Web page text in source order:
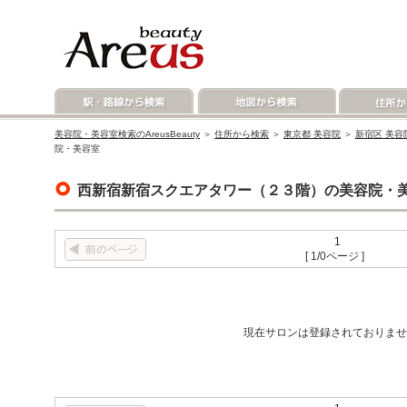
美容院・美容室検索のAreusBeauty ＞ 住所から検索 ＞ 東京都 美容院 ＞ 新宿区 美容
院・美容室
西新宿新宿スクエアタワー（２３階）の美容院・
1
[ 1/0ページ ]
現在サロンは登録されておりま